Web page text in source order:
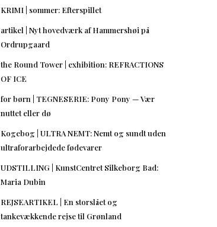
KRIMI | sommer: Efterspillet
artikel | Nyt hovedværk af Hammershøi på
Ordrupgaard
the Round Tower | exhibition: REFRACTIONS
OF ICE
for børn | TEGNESERIE: Pony Pony — Vær
nuttet eller dø
Kogebog | ULTRA NEMT: Nemt og sundt uden
ultraforarbejdede fødevarer
UDSTILLING | KunstCentret Silkeborg Bad:
Maria Dubin
REJSEARTIKEL | En storslået og
tankevækkende rejse til Grønland